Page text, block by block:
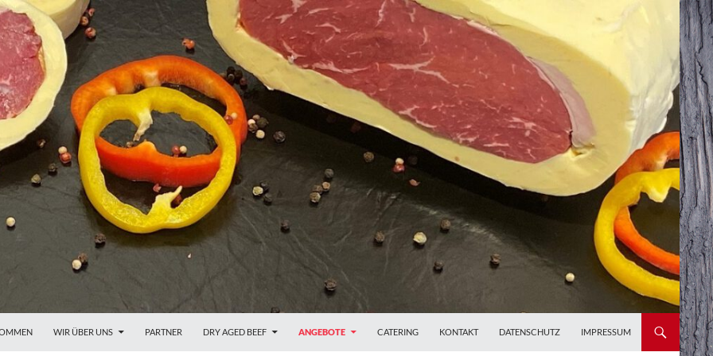
WIR ÜBER UNS PARTNER DRY AGED BEEF ANGEBOTE CATERING KONTAKT DATENSCHUTZ IMPRESSUM